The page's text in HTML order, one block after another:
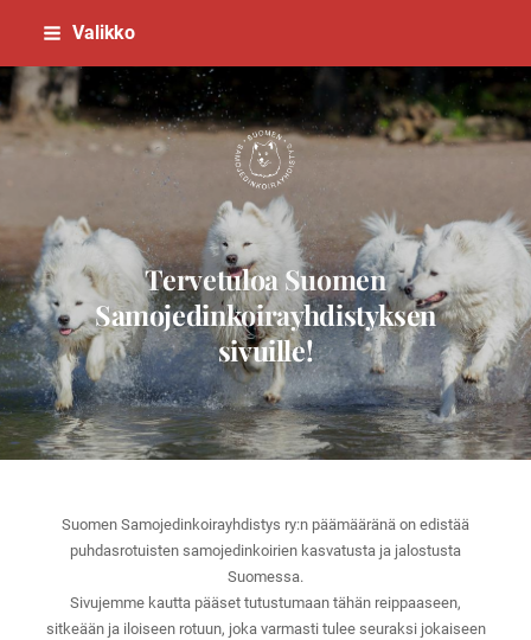
Siirry
sisältöön
Valikko
Suomen
Tervetuloa Suomen
Samojedinkoirayhdistyksen
sivuille!
Suomen Samojedinkoirayhdistys ry:n päämääränä on edistää
puhdasrotuisten samojedinkoirien kasvatusta ja jalostusta
Suomessa.
Sivujemme kautta pääset tutustumaan tähän reippaaseen,
sitkeään ja iloiseen rotuun, joka varmasti tulee seuraksi jokaiseen